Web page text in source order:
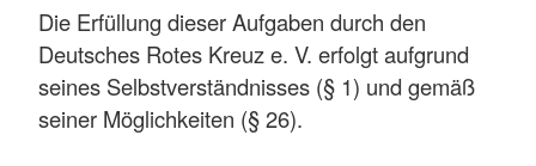
Die Erfüllung dieser Aufgaben durch den
Deutsches Rotes Kreuz e. V. erfolgt aufgrund
seines Selbstverständnisses (§ 1) und gemäß
seiner Möglichkeiten (§ 26).